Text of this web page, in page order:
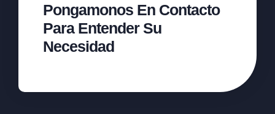
Pongamonos En Contacto
Para Entender Su
Necesidad